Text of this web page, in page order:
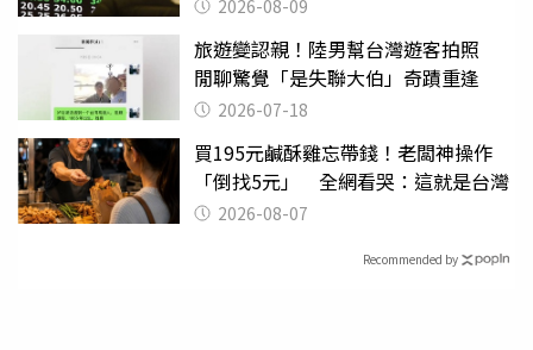
2026-08-09
旅遊變認親！陸男幫台灣遊客拍照
閒聊驚覺「是失聯大伯」奇蹟重逢
2026-07-18
買195元鹹酥雞忘帶錢！老闆神操作
「倒找5元」 全網看哭：這就是台灣
2026-08-07
Recommended by